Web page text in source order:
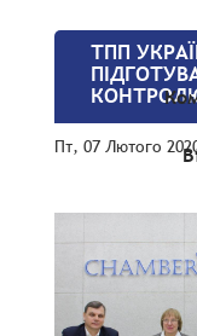
ТПП
Пт, 07 Лютого